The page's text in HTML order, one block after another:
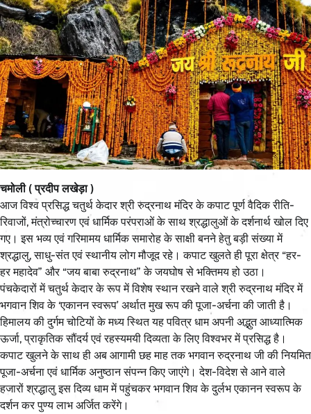
चमोली ( प्रदीप लखेड़ा )
आज विश्व प्रसिद्ध चतुर्थ केदार श्री रुद्रनाथ मंदिर के कपाट पूर्ण वैदिक रीति-
रिवाजों, मंत्रोच्चारण एवं धार्मिक परंपराओं के साथ श्रद्धालुओं के दर्शनार्थ खोल दिए
गए। इस भव्य एवं गरिमामय धार्मिक समारोह के साक्षी बनने हेतु बड़ी संख्या में
श्रद्धालु, साधु-संत एवं स्थानीय लोग मौजूद रहे। कपाट खुलते ही पूरा क्षेत्र “हर-
हर महादेव” और “जय बाबा रुद्रनाथ” के जयघोष से भक्तिमय हो उठा।
पंचकेदारों में चतुर्थ केदार के रूप में विशेष स्थान रखने वाले श्री रुद्रनाथ मंदिर में
भगवान शिव के ‘एकानन स्वरूप’ अर्थात मुख रूप की पूजा-अर्चना की जाती है।
हिमालय की दुर्गम चोटियों के मध्य स्थित यह पवित्र धाम अपनी अद्भुत आध्यात्मिक
ऊर्जा, प्राकृतिक सौंदर्य एवं रहस्यमयी दिव्यता के लिए विश्वभर में प्रसिद्ध है।
कपाट खुलने के साथ ही अब आगामी छह माह तक भगवान रुद्रनाथ जी की नियमित
पूजा-अर्चना एवं धार्मिक अनुष्ठान संपन्न किए जाएंगे। देश-विदेश से आने वाले
हजारों श्रद्धालु इस दिव्य धाम में पहुंचकर भगवान शिव के दुर्लभ एकानन स्वरूप के
दर्शन कर पुण्य लाभ अर्जित करेंगे।